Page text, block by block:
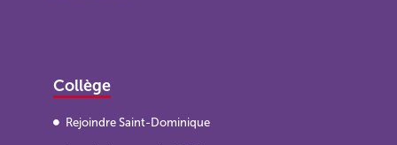
Collège
Rejoindre Saint-Dominique